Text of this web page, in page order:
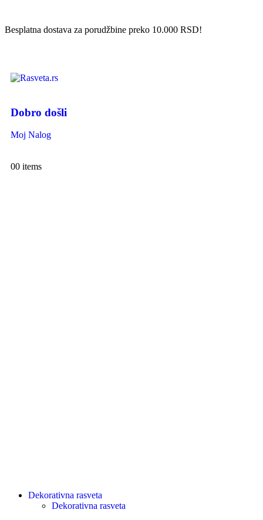
Besplatna dostava za porudžbine preko 10.000 RSD!
Dobro došli
Moj Nalog
00 items
Dekorativna rasveta
Dekorativna rasveta